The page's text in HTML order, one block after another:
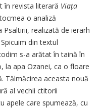
în revista literară Viața
o analiză
realizată de ierarh
din textul
s-a arătat în taină în
la apa Ozanei, ca o floare
Tălmăcirea aceasta nouă
al vechii ctitorii
apele care spumează, cu